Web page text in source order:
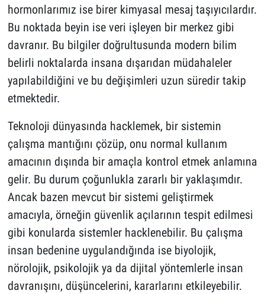
hormonlarımız ise birer kimyasal mesaj taşıyıcılardır.
Bu noktada beyin ise veri işleyen bir merkez gibi
davranır. Bu bilgiler doğrultusunda modern bilim
belirli noktalarda insana dışarıdan müdahaleler
yapılabildiğini ve bu değişimleri uzun süredir takip
etmektedir.
Teknoloji dünyasında hacklemek, bir sistemin
çalışma mantığını çözüp, onu normal kullanım
amacının dışında bir amaçla kontrol etmek anlamına
gelir. Bu durum çoğunlukla zararlı bir yaklaşımdır.
Ancak bazen mevcut bir sistemi geliştirmek
amacıyla, örneğin güvenlik açılarının tespit edilmesi
gibi konularda sistemler hacklenebilir. Bu çalışma
insan bedenine uygulandığında ise biyolojik,
nörolojik, psikolojik ya da dijital yöntemlerle insan
davranışını, düşüncelerini, kararlarını etkileyebilir.